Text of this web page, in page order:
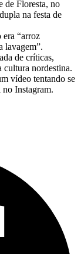
de Floresta, no
na festa de
era “arroz
lavagem”.
de críticas,
cultura nordestina.
vídeo tentando se
Instagram.